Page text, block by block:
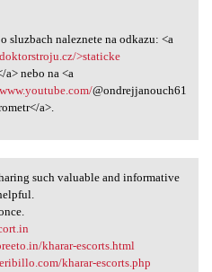
sluzbach naleznete na odkazu: <a
>staticke
nebo na <a
@ondrejjanouch61
a>.
such
such valuable and informative
kharar-escorts.html
kharar-escorts.php